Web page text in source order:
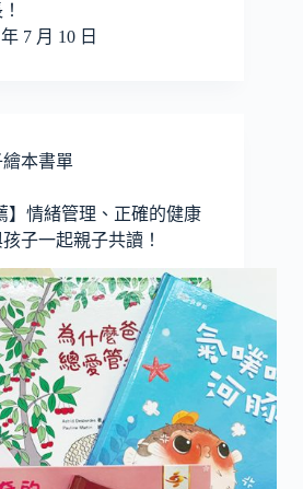
7 月 10 日
本書單
】情緒管理、正確的健康
子一起親子共讀！